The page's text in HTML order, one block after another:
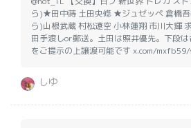
ら)★田中蒔 土田央修 ★ジュゼッペ 倉橋
ら)山根武蔵 村松遼空 小林蓮翔 市川大輝
田手渡しor郵送。土田は照井優先。下段
をご提示の上譲渡可能です x.com/
しゆ